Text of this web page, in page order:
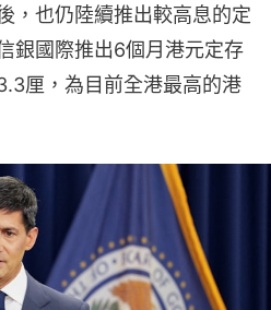
，也仍陸續推出較高息的定
銀國際推出6個月港元定存
厘，為目前全港最高的港